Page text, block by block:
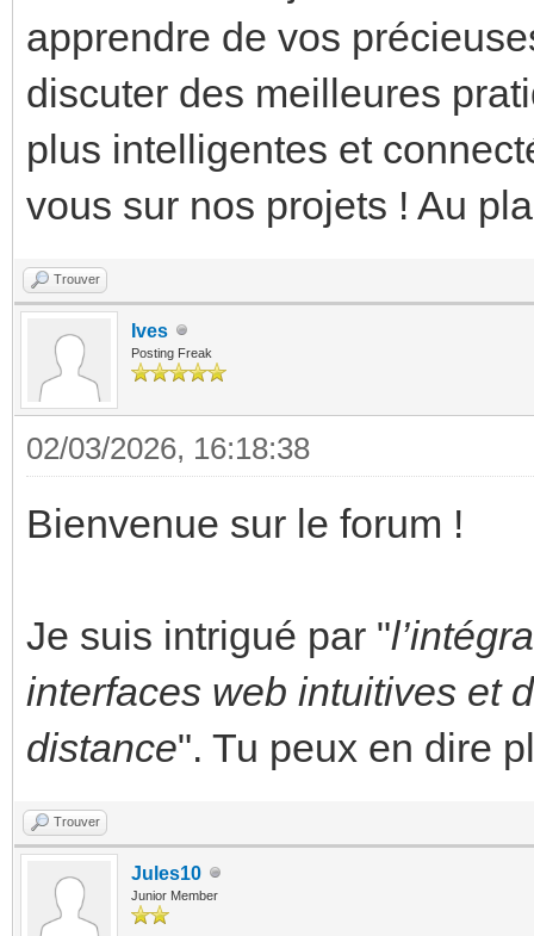
apprendre de vos
discuter des meilleures
plus intelligentes et
vous sur nos projets ! Au
Trouver
Ives
Posting Freak
02/03/2026, 16:18:38
Bienvenue sur le forum !
Je suis intrigué par "
interfaces web intuitives et
distance". Tu peux en dire
Trouver
Jules10
Junior Member